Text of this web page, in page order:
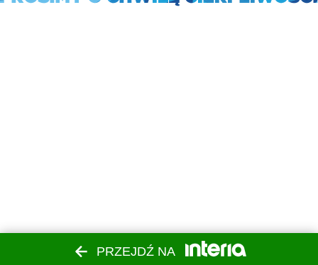
PRZEJDŹ NA